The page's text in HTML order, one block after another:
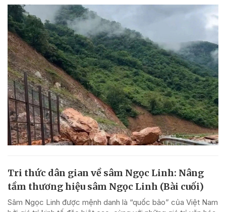
Tri thức dân gian về sâm Ngọc Linh: Nâng
tầm thương hiệu sâm Ngọc Linh (Bài cuối)
Sâm Ngọc Linh được mệnh danh là “quốc bảo” của Việt Nam